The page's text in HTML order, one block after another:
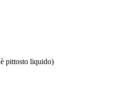
pittosto liquido)